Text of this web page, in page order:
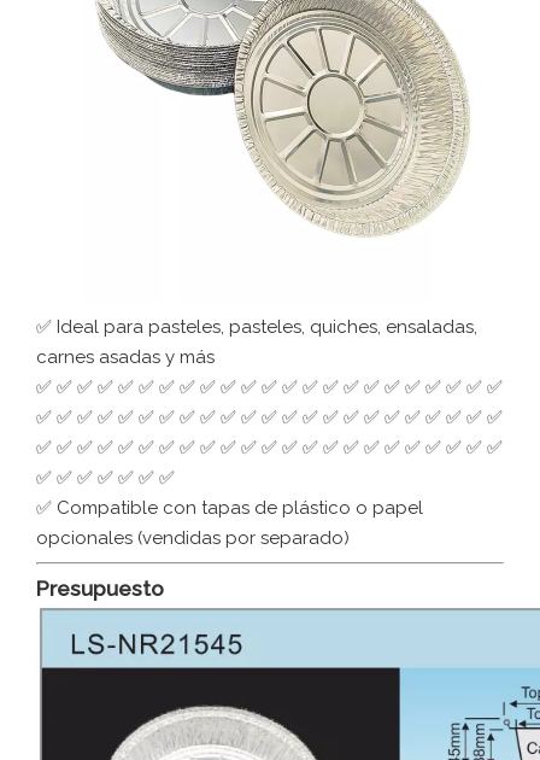
✅ Ideal para pasteles, pasteles, quiches, ensaladas,
carnes asadas y más
✅ ✅ ✅ ✅ ✅ ✅ ✅ ✅ ✅ ✅ ✅ ✅ ✅ ✅ ✅ ✅ ✅ ✅ ✅ ✅ ✅ ✅ ✅
✅ ✅ ✅ ✅ ✅ ✅ ✅ ✅ ✅ ✅ ✅ ✅ ✅ ✅ ✅ ✅ ✅ ✅ ✅ ✅ ✅ ✅ ✅
✅ ✅ ✅ ✅ ✅ ✅ ✅ ✅ ✅ ✅ ✅ ✅ ✅ ✅ ✅ ✅ ✅ ✅ ✅ ✅ ✅ ✅ ✅
✅ ✅ ✅ ✅ ✅ ✅ ✅
✅ Compatible con tapas de plástico o papel
opcionales (vendidas por separado)
Presupuesto